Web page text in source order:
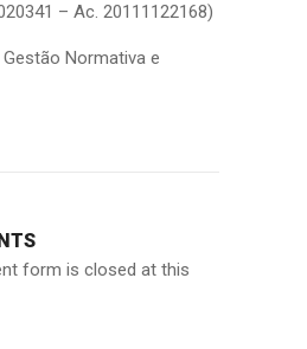
– Ac. 20111122168)
Normativa e
form is closed at this